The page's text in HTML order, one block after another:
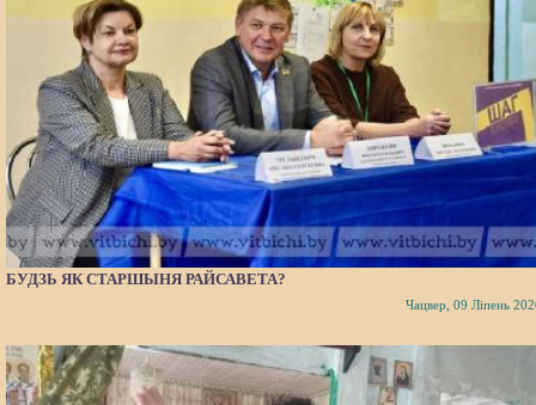
БУДЗЬ ЯК СТАРШЫНЯ РАЙСАВЕТА?
Чацвер, 09 Ліпень